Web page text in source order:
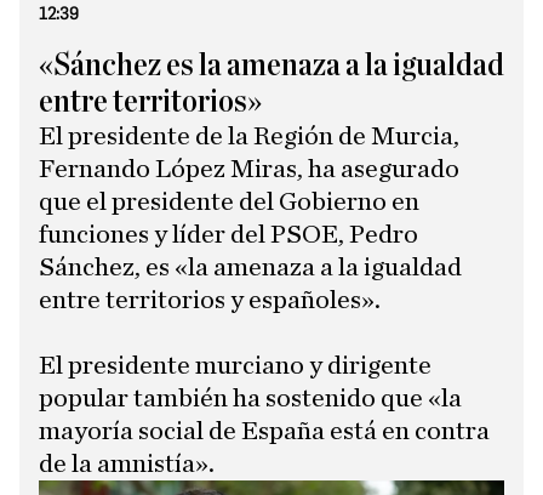
12:39
«Sánchez es la amenaza a la igualdad
entre territorios»
El presidente de la Región de Murcia,
Fernando López Miras, ha asegurado
que el presidente del Gobierno en
funciones y líder del PSOE, Pedro
Sánchez, es «la amenaza a la igualdad
entre territorios y españoles».
​El presidente murciano y dirigente
popular también ha sostenido que «la
mayoría social de España está en contra
de la amnistía».